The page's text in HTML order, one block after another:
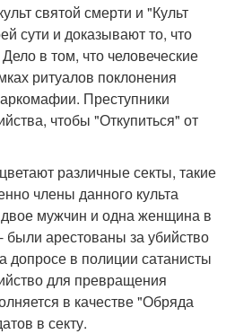
святой смерти и "Культ
сути и доказывают то, что
в том, что человеческие
ритуалов поклонения
Преступники
чтобы "Откупиться" от
различные секты, такие
члены данного культа
двое мужчин и одна женщина в
были арестованы за убийство
допросе в полиции сатанисты
для превращения
в качестве "Обряда
в секту.